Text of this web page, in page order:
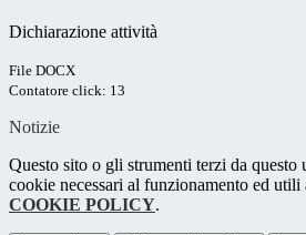
Dichiarazione attività
File DOCX
Contatore click: 13
Notizie
Questo sito o gli strumenti terzi da
cookie necessari al funzionamento ed
COOKIE POLICY.